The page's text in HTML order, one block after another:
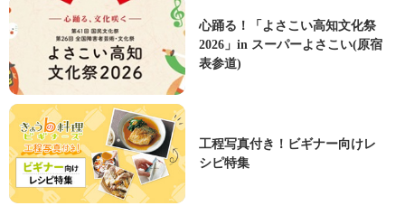
心踊る！「よさこい高知文化祭
2026」in スーパーよさこい(原宿
表参道)
工程写真付き！ビギナー向けレ
シピ特集